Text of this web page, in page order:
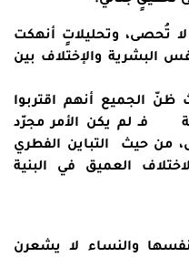
تُحصى، وتحليلاتٍ أنهكت
البشرية والإختلاف بين
ظنّ الجميع أنهم اقتربوا
فـ لم يكن الأمر مجرّد
من حيث التباين الفطري
العميق في البنية
والنساء لا يشعرن